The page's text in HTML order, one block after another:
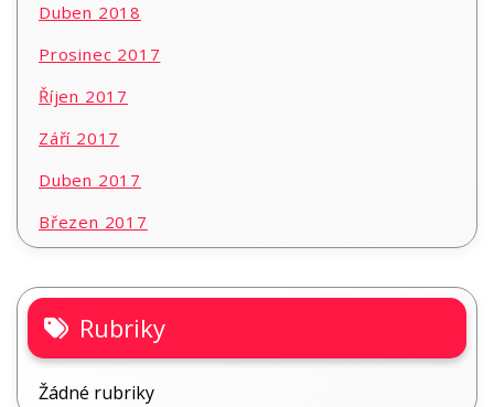
Duben 2018
Prosinec 2017
Říjen 2017
Září 2017
Duben 2017
Březen 2017
Rubriky
Žádné rubriky